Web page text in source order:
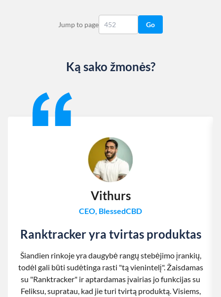
Jump to page Go
Ką sako žmonės?
Vithurs
CEO, BlessedCBD
Ranktracker yra tvirtas produktas
Šiandien rinkoje yra daugybė rangų stebėjimo įrankių,
todėl gali būti sudėtinga rasti "tą vienintelį". Žaisdamas
su "Ranktracker" ir aptardamas įvairias jo funkcijas su
Feliksu, supratau, kad jie turi tvirtą produktą. Visiems,